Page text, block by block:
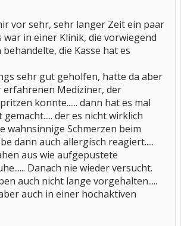
vor sehr, sehr langer Zeit ein paar
war in einer Klinik, die vorwiegend
die Kasse hat es
sehr gut geholfen, hatte da aber
erfahrenen Mediziner, der
konnte...... dann hat es mal
der es nicht wirklich
wahnsinnige Schmerzen beim
dann auch allergisch reagiert.....
aus wie aufgepustete
Danach nie wieder versucht.
auch nicht lange vorgehalten.....
auch in einer hochaktiven